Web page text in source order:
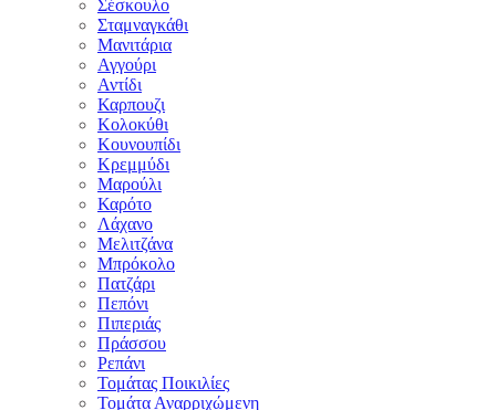
Σέσκουλο
Σταμναγκάθι
Μανιτάρια
Αγγούρι
Αντίδι
Καρπουζι
Κολοκύθι
Κουνουπίδι
Κρεμμύδι
Μαρούλι
Καρότο
Λάχανο
Μελιτζάνα
Μπρόκολο
Πατζάρι
Πεπόνι
Πιπεριάς
Πράσσου
Ρεπάνι
Τομάτας Ποικιλίες
Τομάτα Αναρριχώμενη